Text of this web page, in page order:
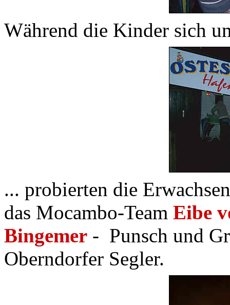
Während die Kinder sich
... probierten die
das Mocambo-Team Eibe
Bingemer - Punsch und
Oberndorfer Segler.